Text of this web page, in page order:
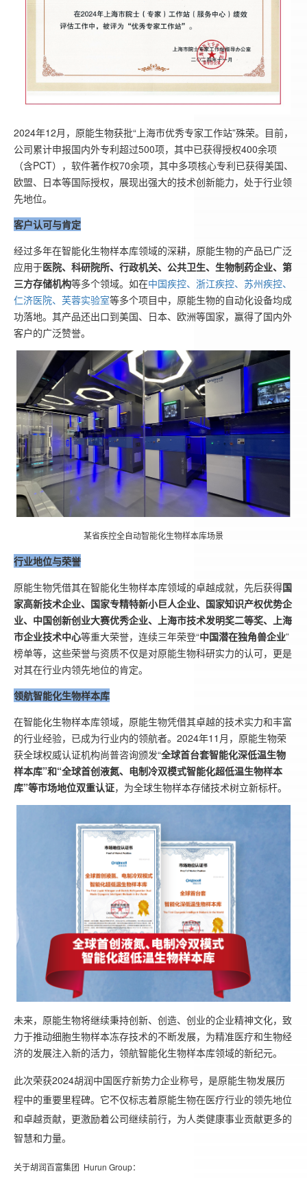
2024年12月，原能生物获批“上海市优秀专家工作站”殊荣。目前，
公司累计申报国内外专利超过500项，其中已获得授权400余项
（含PCT），软件著作权70余项，其中多项核心专利已获得美国、
欧盟、日本等国际授权，展现出强大的技术创新能力，处于行业领
先地位。
客户认可与肯定
经过多年在智能化生物样本库领域的深耕，原能生物的产品已广泛
应用于医院、科研院所、行政机关、公共卫生、生物制药企业、第
三方存储机构等多个领域。如在中国疾控、浙江疾控、苏州疾控、
仁济医院、芙蓉实验室等多个项目中，原能生物的自动化设备均成
功落地。其产品还出口到美国、日本、欧洲等国家，赢得了国内外
客户的广泛赞誉。
某省疾控全自动智能化生物样本库场景
行业地位与荣誉
原能生物凭借其在智能化生物样本库领域的卓越成就，先后获得国
家高新技术企业、国家专精特新小巨人企业、国家知识产权优势企
业、中国创新创业大赛优秀企业、上海市技术发明奖二等奖、上海
市企业技术中心等重大荣誉，连续三年荣登“中国潜在独角兽企业”
榜单等，这些荣誉与资质不仅是对原能生物科研实力的认可，更是
对其在行业内领先地位的肯定。
领航智能化生物样本库
在智能化生物样本库领域，原能生物凭借其卓越的技术实力和丰富
的行业经验，已成为行业内的领航者。2024年11月，原能生物荣
获全球权威认证机构尚普咨询颁发“全球首台套智能化深低温生物
样本库”和“全球首创液氮、电制冷双模式智能化超低温生物样本
库”等市场地位双重认证，为全球生物样本存储技术树立新标杆。
未来，原能生物将继续秉持创新、创造、创业的企业精神文化，致
力于推动细胞生物样本冻存技术的不断发展，为精准医疗和生物经
济的发展注入新的活力，领航智能化生物样本库领域的新纪元。
此次荣获2024胡润中国医疗新势力企业称号，是原能生物发展历
程中的重要里程碑。它不仅标志着原能生物在医疗行业的领先地位
和卓越贡献，更激励着公司继续前行，为人类健康事业贡献更多的
智慧和力量。
关于胡润百富集团 Hurun Group：